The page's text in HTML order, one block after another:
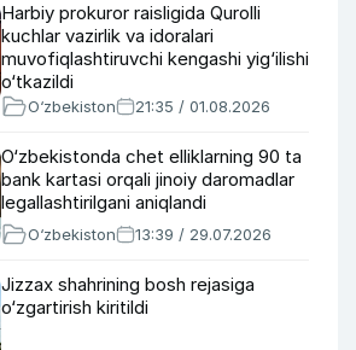
Harbiy prokuror raisligida Qurolli
kuchlar vazirlik va idoralari
muvofiqlashtiruvchi kengashi yig‘ilishi
o‘tkazildi
O‘zbekiston 21:35 / 01.08.2026
O‘zbekistonda chet elliklarning 90 ta
bank kartasi orqali jinoiy daromadlar
legallashtirilgani aniqlandi
O‘zbekiston 13:39 / 29.07.2026
Jizzax shahrining bosh rejasiga
o‘zgartirish kiritildi